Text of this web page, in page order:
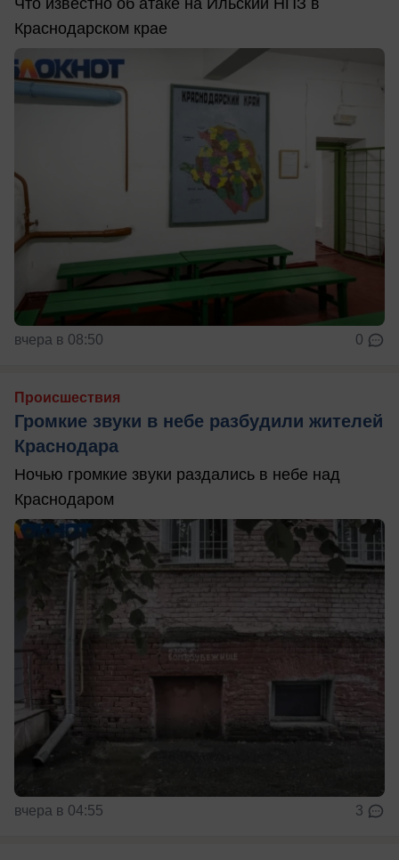
Что известно об атаке на Ильский НПЗ в
Краснодарском крае
вчера в 08:50 0
Происшествия
Громкие звуки в небе разбудили жителей
Краснодара
Ночью громкие звуки раздались в небе над
Краснодаром
вчера в 04:55 3